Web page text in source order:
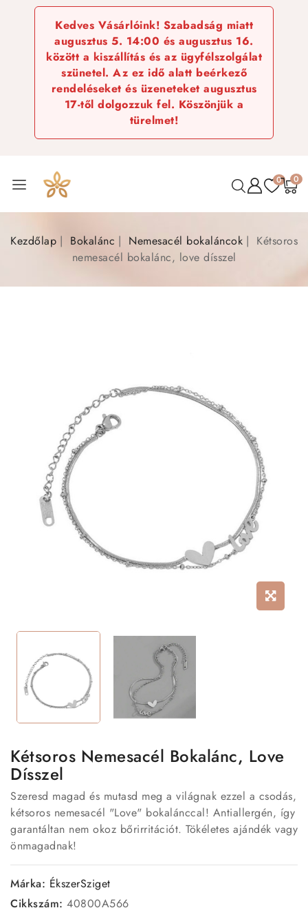
Kedves Vásárlóink! Szabadság miatt
augusztus 5. 14:00 és augusztus 16.
között a kiszállítás és az ügyfélszolgálat
szünetel. Az ez idő alatt beérkező
rendeléseket és üzeneteket augusztus
17-től dolgozzuk fel. Köszönjük a
türelmet!
0 0
Kezdőlap Bokalánc Nemesacél bokaláncok
Kétsoros
nemesacél bokalánc, love dísszel
Kétsoros Nemesacél Bokalánc, Love
Dísszel
Szeresd magad és mutasd meg a világnak ezzel a csodás,
kétsoros nemesacél "Love" bokalánccal! Antiallergén, így
garantáltan nem okoz bőrirritációt. Tökéletes ajándék vagy
önmagadnak!
Márka: ÉkszerSziget
Cikkszám: 40800A566